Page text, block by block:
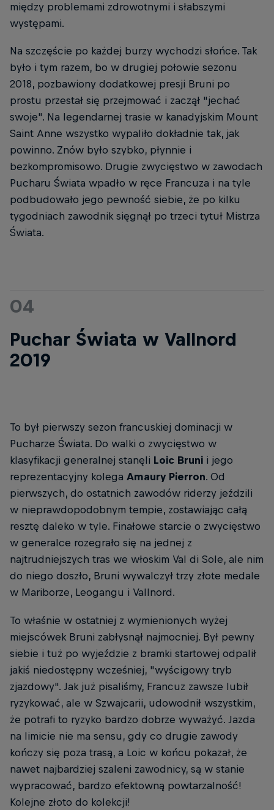
między problemami zdrowotnymi i słabszymi
występami.
Na szczęście po każdej burzy wychodzi słońce. Tak
było i tym razem, bo w drugiej połowie sezonu
2018, pozbawiony dodatkowej presji Bruni po
prostu przestał się przejmować i zaczął "jechać
swoje". Na legendarnej trasie w kanadyjskim Mount
Saint Anne wszystko wypaliło dokładnie tak, jak
powinno. Znów było szybko, płynnie i
bezkompromisowo. Drugie zwycięstwo w zawodach
Pucharu Świata wpadło w ręce Francuza i na tyle
podbudowało jego pewność siebie, że po kilku
tygodniach zawodnik sięgnął po trzeci tytuł Mistrza
Świata.
04
Puchar Świata w Vallnord
2019
To był pierwszy sezon francuskiej dominacji w
Pucharze Świata. Do walki o zwycięstwo w
klasyfikacji generalnej stanęli Loic Bruni i jego
reprezentacyjny kolega Amaury Pierron. Od
pierwszych, do ostatnich zawodów riderzy jeździli
w nieprawdopodobnym tempie, zostawiając całą
resztę daleko w tyle. Finałowe starcie o zwycięstwo
w generalce rozegrało się na jednej z
najtrudniejszych tras we włoskim Val di Sole, ale nim
do niego doszło, Bruni wywalczył trzy złote medale
w Mariborze, Leogangu i Vallnord.
To właśnie w ostatniej z wymienionych wyżej
miejscówek Bruni zabłysnął najmocniej. Był pewny
siebie i tuż po wyjeździe z bramki startowej odpalił
jakiś niedostępny wcześniej, "wyścigowy tryb
zjazdowy". Jak już pisaliśmy, Francuz zawsze lubił
ryzykować, ale w Szwajcarii, udowodnił wszystkim,
że potrafi to ryzyko bardzo dobrze wyważyć. Jazda
na limicie nie ma sensu, gdy co drugie zawody
kończy się poza trasą, a Loic w końcu pokazał, że
nawet najbardziej szaleni zawodnicy, są w stanie
wypracować, bardzo efektowną powtarzalność!
Kolejne złoto do kolekcji!